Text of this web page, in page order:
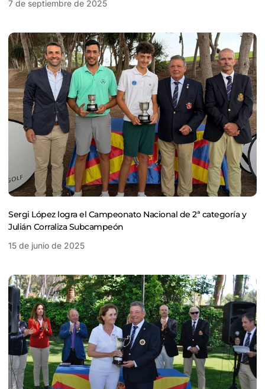
7 de septiembre de 2025
Sergi López logra el Campeonato Nacional de 2ª categoría y
Julián Corraliza Subcampeón
15 de junio de 2025